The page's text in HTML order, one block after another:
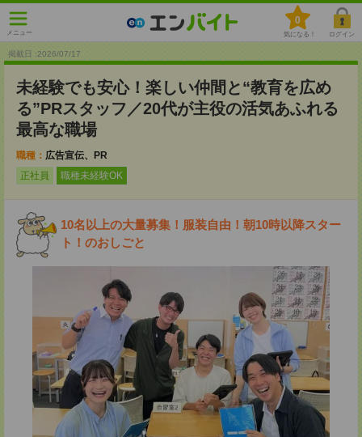
メニュー
0
気になる！ ログイン
掲載日 :2026/07/17
未経験でも安心！楽しい仲間と“教育を広め
る”PRスタッフ／20代が主役の活気あふれる
最高な職場
職種： 広告宣伝、PR
正社員
職種未経験OK
10名以上の大量募集！服装自由！朝10時以降スター
ト！のおしごと